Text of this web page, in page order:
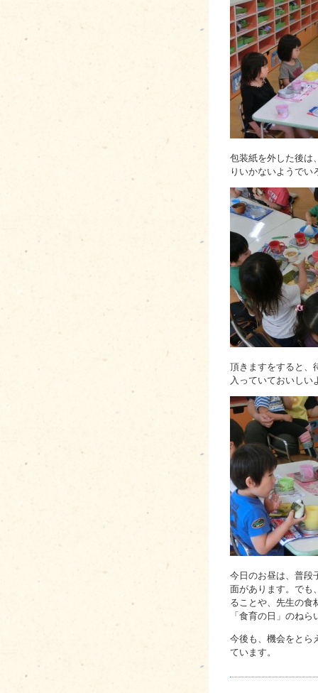
包装紙を外した後は
りいかないようでい
頂きますをすると、
入っていておいしい
今日のお昼は、普段
面があります。でも
ることや、先生の食
「食育の日」のねら
今後も、機会をとら
ています。